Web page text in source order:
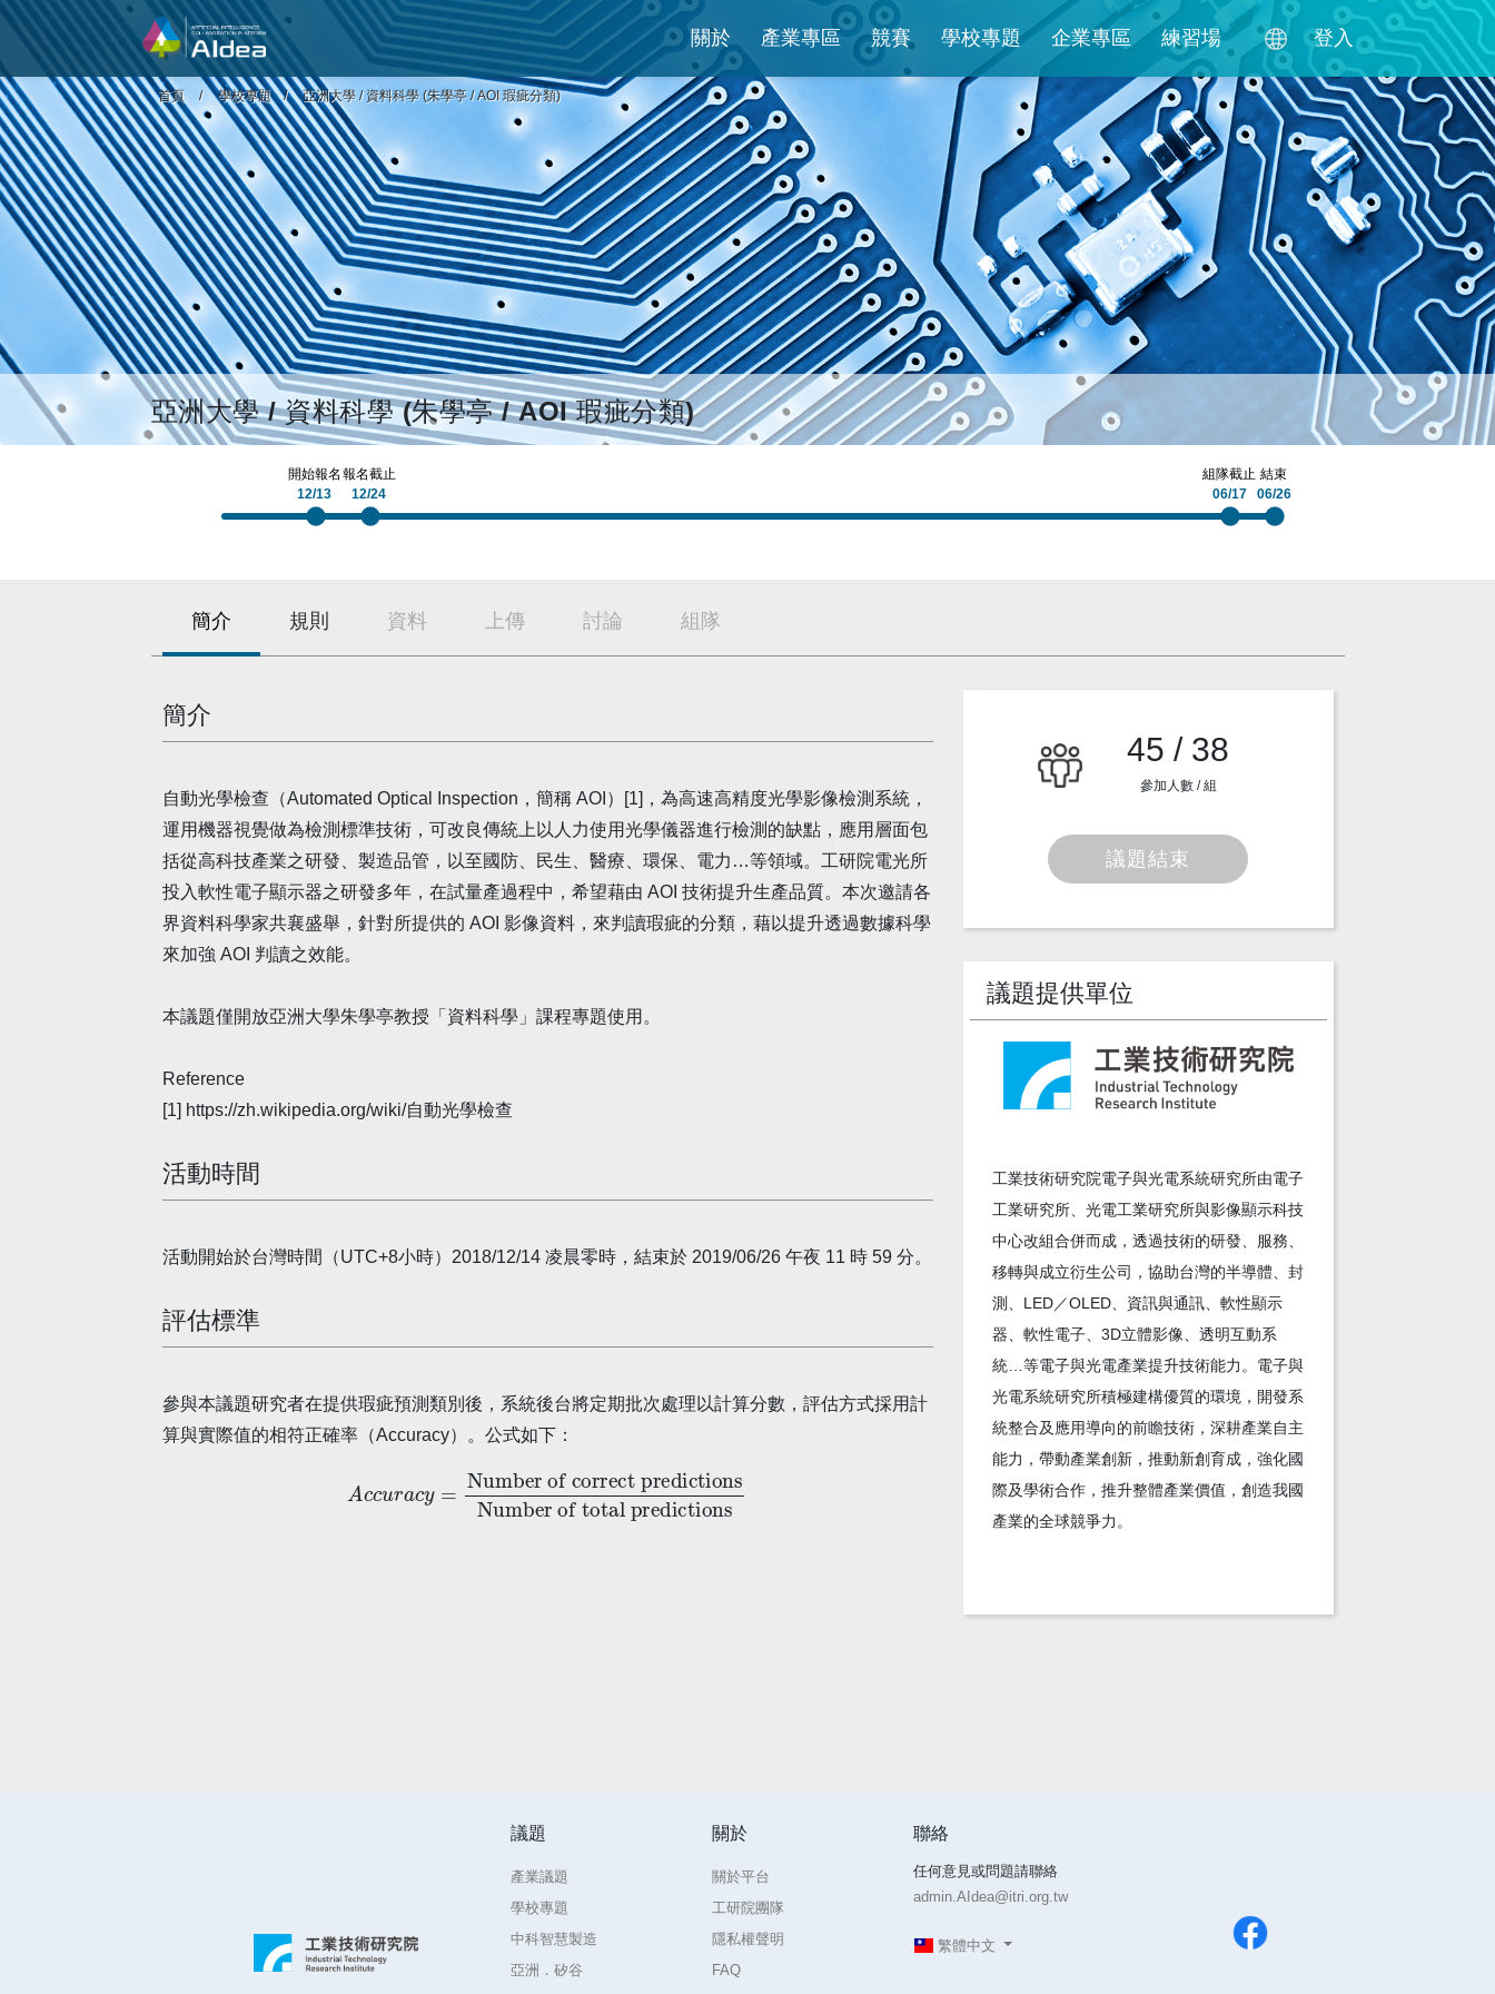
關於 產業專區 競賽 學校專題 企業專區 練習場 登入
首頁 學校專題 亞洲大學 / 資料科學 (朱學亭 / AOI 瑕疵分類)
亞洲大學 / 資料科學 (朱學亭 / AOI 瑕疵分類)
開始報名
12/13
報名截止
12/24
組隊截止
06/17
結束
06/26
簡介 規則 資料 上傳 討論 組隊
45 / 38
參加人數 / 組
議題結束
議題提供單位
工業技術研究院電子與光電系統研究所由電子
工業研究所、光電工業研究所與影像顯示科技
中心改組合併而成，透過技術的研發、服務、
移轉與成立衍生公司，協助台灣的半導體、封
測、LED／OLED、資訊與通訊、軟性顯示
器、軟性電子、3D立體影像、透明互動系
統…等電子與光電產業提升技術能力。電子與
光電系統研究所積極建構優質的環境，開發系
統整合及應用導向的前瞻技術，深耕產業自主
能力，帶動產業創新，推動新創育成，強化國
際及學術合作，推升整體產業價值，創造我國
產業的全球競爭力。
簡介
自動光學檢查（Automated Optical Inspection，簡稱 AOI）[1]，為高速高精度光學影像檢測系統，
運用機器視覺做為檢測標準技術，可改良傳統上以人力使用光學儀器進行檢測的缺點，應用層面包
括從高科技產業之研發、製造品管，以至國防、民生、醫療、環保、電力…等領域。工研院電光所
投入軟性電子顯示器之研發多年，在試量產過程中，希望藉由 AOI 技術提升生產品質。本次邀請各
界資料科學家共襄盛舉，針對所提供的 AOI 影像資料，來判讀瑕疵的分類，藉以提升透過數據科學
來加強 AOI 判讀之效能。
本議題僅開放亞洲大學朱學亭教授「資料科學」課程專題使用。
Reference
[1] https://zh.wikipedia.org/wiki/自動光學檢查
活動時間
活動開始於台灣時間（UTC+8小時）2018/12/14 凌晨零時，結束於 2019/06/26 午夜 11 時 59 分。
評估標準
參與本議題研究者在提供瑕疵預測類別後，系統後台將定期批次處理以計算分數，評估方式採用計
算與實際值的相符正確率（Accuracy）。公式如下：
Number of correct predictionsNumber of total predictions
議題
產業議題
學校專題
中科智慧製造
亞洲．矽谷
關於
關於平台
工研院團隊
隱私權聲明
FAQ
聯絡
任何意見或問題請聯絡
admin.AIdea@itri.org.tw
繁體中文